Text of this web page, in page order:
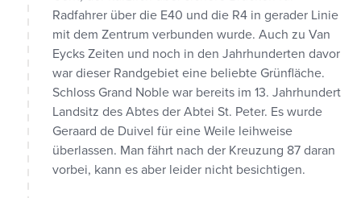
Radfahrer über die E40 und die R4 in gerader Linie
mit dem Zentrum verbunden wurde. Auch zu Van
Eycks Zeiten und noch in den Jahrhunderten davor
war dieser Randgebiet eine beliebte Grünfläche.
Schloss Grand Noble war bereits im 13. Jahrhundert
Landsitz des Abtes der Abtei St. Peter. Es wurde
Geraard de Duivel für eine Weile leihweise
überlassen. Man fährt nach der Kreuzung 87 daran
vorbei, kann es aber leider nicht besichtigen.